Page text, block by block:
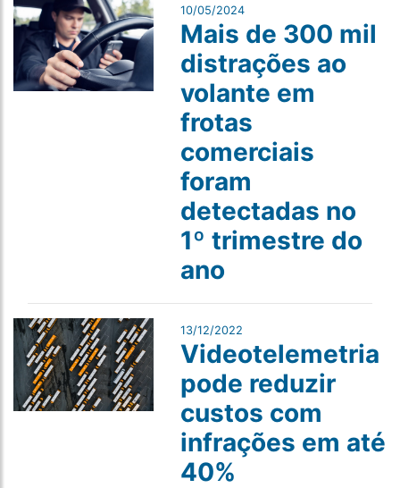
10/05/2024
Mais de 300 mil
distrações ao
volante em
frotas
comerciais
foram
detectadas no
1º trimestre do
ano
13/12/2022
Videotelemetria
pode reduzir
custos com
infrações em até
40%